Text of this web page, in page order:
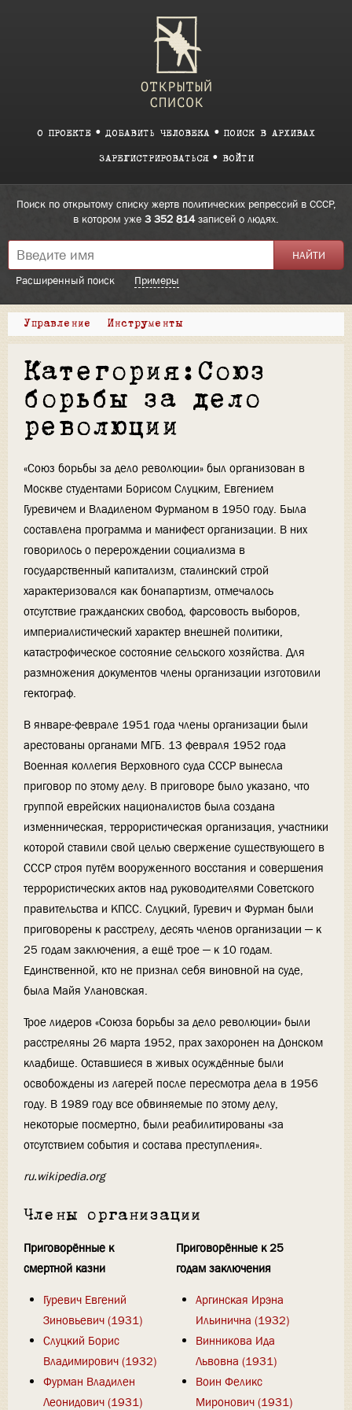
О ПРОЕКТЕ ДОБАВИТЬ ЧЕЛОВЕКА ПОИСК В АРХИВАХ
ЗАРЕГИСТРИРОВАТЬСЯ ВОЙТИ
Поиск по открытому списку жертв политических репрессий в СССР,
в котором уже 3 352 814записей о людях.
Расширенный поиск Примеры
Управление Инструменты
Категория:Союз
борьбы за дело
революции
«Союз борьбы за дело революции» был организован в
Москве студентами Борисом Слуцким, Евгением
Гуревичем и Владиленом Фурманом в 1950 году. Была
составлена программа и манифест организации. В них
говорилось о перерождении социализма в
государственный капитализм, сталинский строй
характеризовался как бонапартизм, отмечалось
отсутствие гражданских свобод, фарсовость выборов,
империалистический характер внешней политики,
катастрофическое состояние сельского хозяйства. Для
размножения документов члены организации изготовили
гектограф.
В январе-феврале 1951 года члены организации были
арестованы органами МГБ. 13 февраля 1952 года
Военная коллегия Верховного суда СССР вынесла
приговор по этому делу. В приговоре было указано, что
группой еврейских националистов была создана
изменническая, террористическая организация, участники
которой ставили свой целью свержение существующего в
СССР строя путём вооруженного восстания и совершения
террористических актов над руководителями Советского
правительства и КПСС. Слуцкий, Гуревич и Фурман были
приговорены к расстрелу, десять членов организации — к
25 годам заключения, а ещё трое — к 10 годам.
Единственной, кто не признал себя виновной на суде,
была Майя Улановская.
Трое лидеров «Союза борьбы за дело революции» были
расстреляны 26 марта 1952, прах захоронен на Донском
кладбище. Оставшиеся в живых осуждённые были
освобождены из лагерей после пересмотра дела в 1956
году. В 1989 году все обвиняемые по этому делу,
некоторые посмертно, были реабилитированы «за
отсутствием события и состава преступления».
ru.wikipedia.org
Члены организации
Приговорённые к
смертной казни
Гуревич Евгений
Зиновьевич (1931)
Слуцкий Борис
Владимирович (1932)
Фурман Владилен
Леонидович (1931)
Приговорённые к 25
годам заключения
Аргинская Ирэна
Ильинична (1932)
Винникова Ида
Львовна (1931)
Воин Феликс
Миронович (1931)